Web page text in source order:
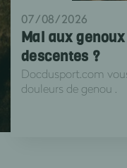
07/08/2026
Mal aux
descentes ?
Docdusport.com
douleurs de genou .